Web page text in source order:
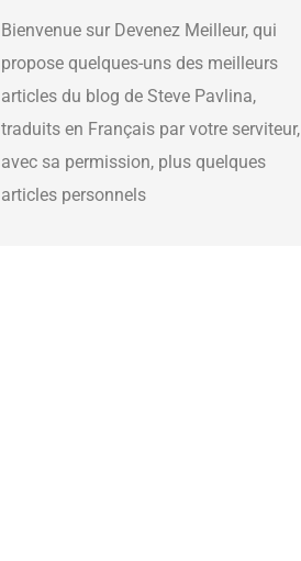
Bienvenue sur Devenez Meilleur, qui
propose quelques-uns des meilleurs
articles du blog de Steve Pavlina,
traduits en Français par votre serviteur,
avec sa permission, plus quelques
articles personnels